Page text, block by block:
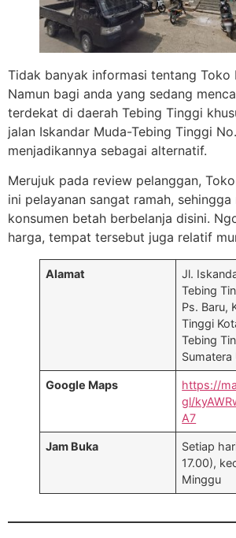
Tidak banyak informasi tentang Toko
Namun bagi anda yang sedang
terdekat di daerah Tebing Tinggi
jalan Iskandar Muda-Tebing Tinggi
menjadikannya sebagai alternatif.
Merujuk pada review pelanggan,
ini pelayanan sangat ramah,
konsumen betah berbelanja disini.
harga, tempat tersebut juga relatif
Alamat
Jl.
Tebing
Ps. Baru,
Tinggi
Tebing
Google Maps
https://
gl/
A7
Jam Buka
Setiap
17.00),
Minggu